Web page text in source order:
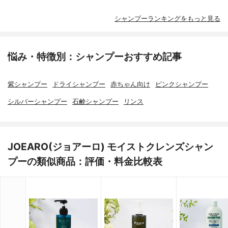
シャンプーランキングをもっと見る
悩み・特徴別：シャンプーおすすめ記事
紫シャンプー ドライシャンプー 赤ちゃん向け ピンクシャンプー
シルバーシャンプー 石鹸シャンプー リンス
JOEARO(ジョアーロ) モイストクレンズシャン
プーの類似商品：評価・料金比較表